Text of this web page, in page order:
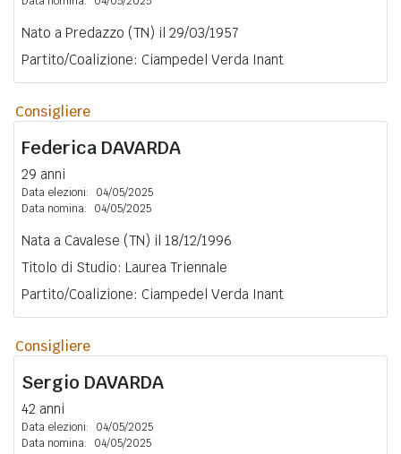
Nato a Predazzo (TN) il 29/03/1957
Partito/Coalizione: Ciampedel Verda Inant
Consigliere
Federica DAVARDA
29 anni
Data elezioni:
04/05/2025
Data nomina:
04/05/2025
Nata a Cavalese (TN) il 18/12/1996
Titolo di Studio: Laurea Triennale
Partito/Coalizione: Ciampedel Verda Inant
Consigliere
Sergio DAVARDA
42 anni
Data elezioni:
04/05/2025
Data nomina:
04/05/2025